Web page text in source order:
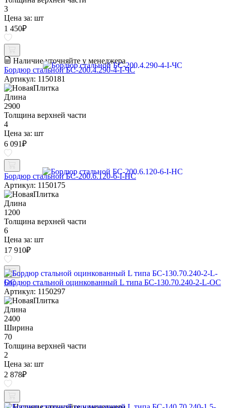
3
Цена за: шт
1 450₽
Наличие уточняйте у менеджера
Бордюр стальной БС-200.4.290-4-I-ЧС
Артикул: 1150181
Длина
2900
Толщина верхней части
4
Цена за: шт
6 091₽
Бордюр стальной БС-200.6.120-6-I-НС
Артикул: 1150175
Длина
1200
Толщина верхней части
6
Цена за: шт
17 910₽
Бордюр стальной оцинкованный L типа БС-130.70.240-2-L-ОС
Артикул: 1150297
Длина
2400
Ширина
70
Толщина верхней части
2
Цена за: шт
2 878₽